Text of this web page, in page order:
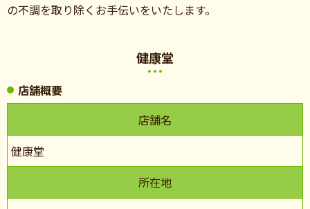
の不調を取り除くお手伝いをいたします。
健康堂
店舗概要
店舗名
健康堂
所在地